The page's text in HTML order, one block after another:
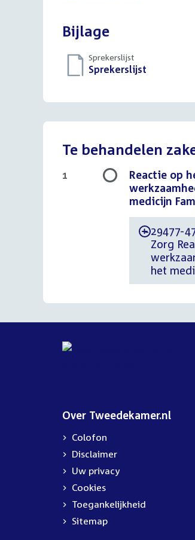
Bijlage
Sprekerslijst
Download
Sprekerslijst
Te behandelen
Reactie op
medicijn
-29477-
Zorg
het
1
Over Tweedekamer.nl
Colofon
Disclaimer
Uw privacy
Cookies
Toegankelijkheid
Sitemap